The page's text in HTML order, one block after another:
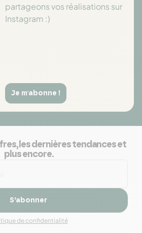
partageons vos réalisations sur
Instagram :)
Je m'abonne !
les dernières tendances et
plus encore.
S’abonner
de confidentialité